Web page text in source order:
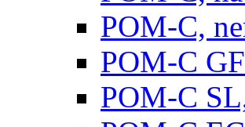
POM-C,
POM-C
POM-C